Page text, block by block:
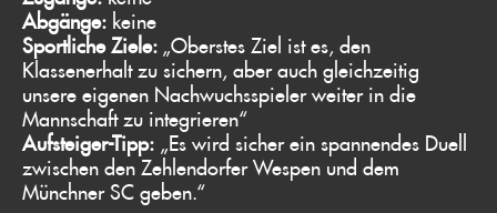
Abgänge: keine
Sportliche Ziele: „Oberstes Ziel ist es, den
Klassenerhalt zu sichern, aber auch gleichzeitig
unsere eigenen Nachwuchsspieler weiter in die
Mannschaft zu integrieren“
Aufsteiger-Tipp: „Es wird sicher ein spannendes Duell
zwischen den Zehlendorfer Wespen und dem
Münchner SC geben.“